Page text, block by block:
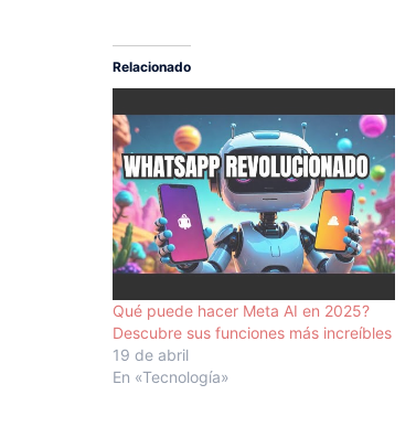
Relacionado
Qué puede hacer Meta AI en 2025?
Descubre sus funciones más increíbles
19 de abril
En «Tecnología»